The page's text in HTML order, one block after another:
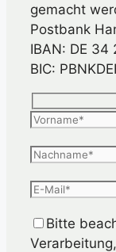
gemacht
Postbank
IBAN: DE
BIC:
Bitte